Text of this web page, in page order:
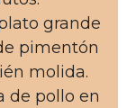
grande
pimentón
molida.
de pollo en